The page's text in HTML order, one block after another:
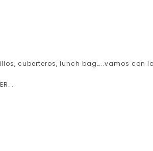
cuberteros, lunch bag…..vamos con